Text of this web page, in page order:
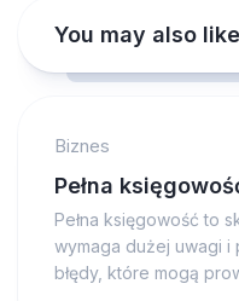
You may also like
Biznes
Pełna
Pełna księgowość to
wymaga dużej uwagi i
błędy, które mogą